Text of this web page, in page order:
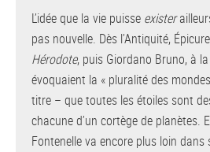
L’idée que la vie puisse exister
pas nouvelle. Dès l’Antiquité,
Hérodote, puis Giordano Bruno, à
évoquaient la « pluralité des
titre – que toutes les étoiles sont
chacune d’un cortège de planètes.
Fontenelle va encore plus loin dans